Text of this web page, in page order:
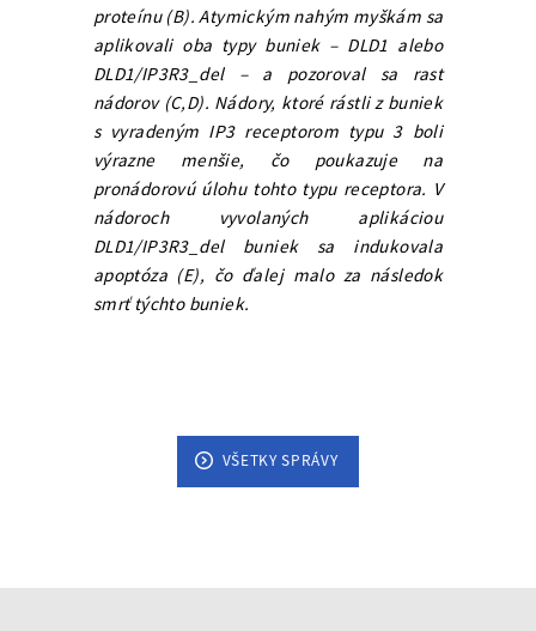
proteínu (B). Atymickým nahým myškám sa
aplikovali oba typy buniek – DLD1 alebo
DLD1/IP3R3_del – a pozoroval sa rast
nádorov (C,D). Nádory, ktoré rástli z buniek
s vyradeným IP3 receptorom typu 3 boli
výrazne menšie, čo poukazuje na
pronádorovú úlohu tohto typu receptora. V
nádoroch vyvolaných aplikáciou
DLD1/IP3R3_del buniek sa indukovala
apoptóza (E), čo ďalej malo za následok
smrť týchto buniek.
VŠETKY SPRÁVY